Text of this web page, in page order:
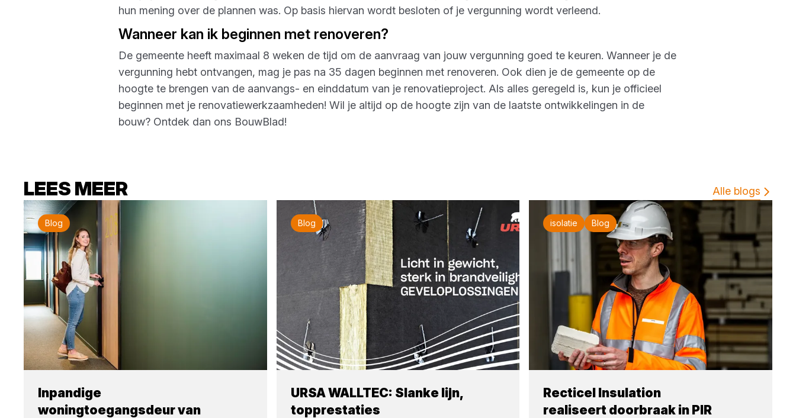
hun mening over de plannen was. Op basis hiervan wordt besloten of je vergunning wordt verleend.
Wanneer kan ik beginnen met renoveren?
De gemeente heeft maximaal 8 weken de tijd om de aanvraag van jouw vergunning goed te keuren. Wanneer je de
vergunning hebt ontvangen, mag je pas na 35 dagen beginnen met renoveren. Ook dien je de gemeente op de
hoogte te brengen van de aanvangs- en einddatum van je renovatieproject. Als alles geregeld is, kun je officieel
beginnen met je renovatiewerkzaamheden! Wil je altijd op de hoogte zijn van de laatste ontwikkelingen in de
bouw? Ontdek dan ons BouwBlad!
LEES MEER Alle blogs
Blog
Inpandige
woningtoegangsdeur van
Blog
URSA WALLTEC: Slanke lijn,
topprestaties
isolatie Blog
Recticel Insulation
realiseert doorbraak in PIR